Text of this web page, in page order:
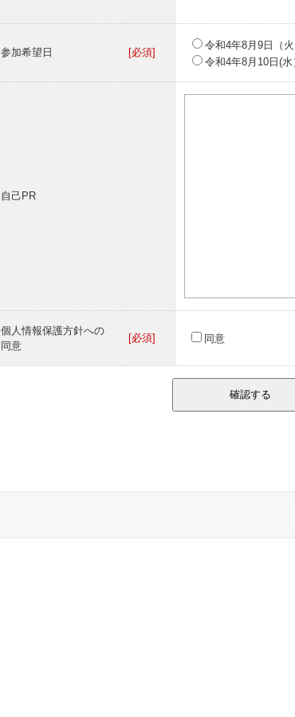
参加希望日 [必須]
令和4年8月9日（
令和4年8月10日(
自己PR
個人情報保護方針への
同意
[必須] 同意